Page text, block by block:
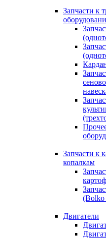
Запчасти к
Запчасти к
копалкам
(Bolko
Двигатели